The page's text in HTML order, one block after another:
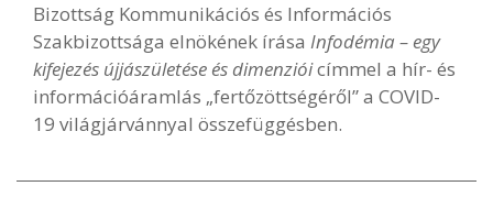
Bizottság Kommunikációs és Információs
Szakbizottsága elnökének írása Infodémia – egy
kifejezés újjászületése és dimenzióicímmel a hír- és
információáramlás „fertőzöttségéről” a COVID-
19 világjárvánnyal összefüggésben.